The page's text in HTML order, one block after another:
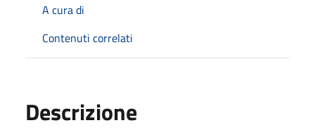
A cura di
Contenuti correlati
Descrizione